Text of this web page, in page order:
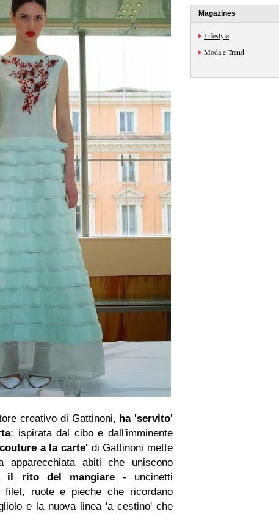
creativo di Gattinoni, ha 'servito'
; ispirata dal cibo e dall'imminente
a la carte' di Gattinoni mette
apparecchiata abiti che uniscono
il rito del mangiare- uncinetti
filet, ruote e pieche che ricordano
e la nuova linea 'a cestino' che
Magazines
Lifestyle
Moda e Trend